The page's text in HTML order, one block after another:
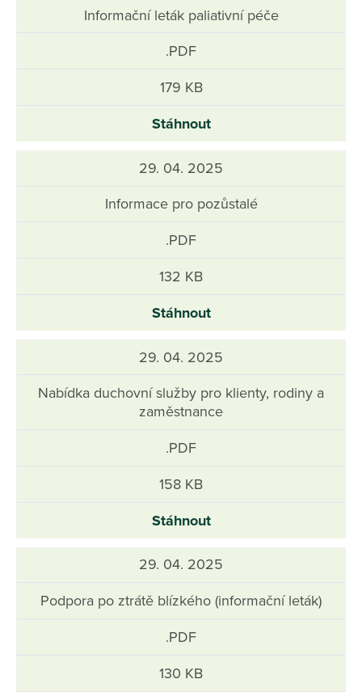
Informační leták paliativní péče
.PDF
179 KB
Stáhnout
29. 04. 2025
Informace pro pozůstalé
.PDF
132 KB
Stáhnout
29. 04. 2025
Nabídka duchovní služby pro klienty, rodiny a
zaměstnance
.PDF
158 KB
Stáhnout
29. 04. 2025
Podpora po ztrátě blízkého (informační leták)
.PDF
130 KB